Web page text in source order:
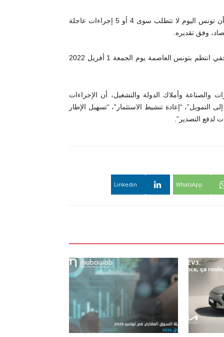
واعتبر سعيدان أنه “لا يوجد تعامل دقيق مع الوضع في البلاد”، مبينا أن تونس اليوم لا تتطلب سوى 4 أو 5 إجراءات عاجلة
وفق تقديره.
وكان وزير الاقتصاد والتخطيط سمير سعيّد قد أعلن خلال مؤتمر صحفي انتظم بتونس العاصمة يوم الجمعة 1 أفريل 2022
والصناعة وأملاك الدولة والتشغيل، أن الإجراءات
“إعادة تنشيط الاستثمار”، “تسهيل الإطار
لدفع التصدير”.
WhatsApp
Linkedin